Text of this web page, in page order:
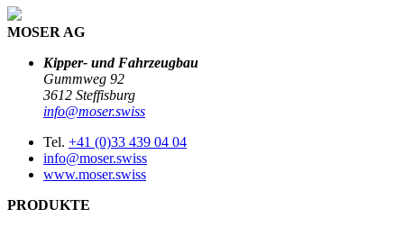
MOSER AG
Kipper- und Fahrzeugbau
Gummweg 92
3612 Steffisburg
info@moser.swiss
Tel. +41 (0)33 439 04 04
info@moser.swiss
www.moser.swiss
PRODUKTE